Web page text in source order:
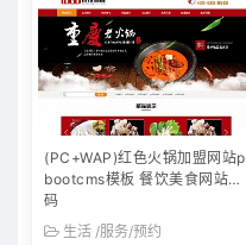
(PC+WAP)红色火锅加盟网站p
bootcms模板 餐饮美食网站源
码
生活 /服务/预约